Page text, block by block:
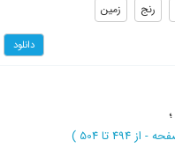
رنج زمین
دانلود
؛
از 494 تا 504 )